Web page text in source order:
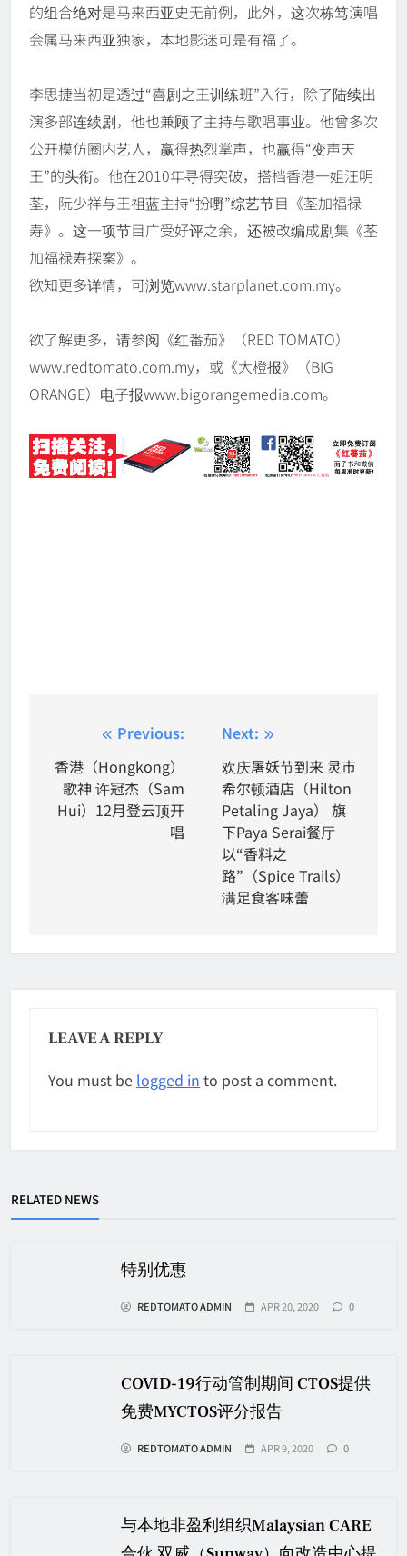
的组合绝对是马来西亚史无前例，此外，这次栋笃演唱
会属马来西亚独家，本地影迷可是有福了。
李思捷当初是透过“喜剧之王训练班”入行，除了陆续出
演多部连续剧，他也兼顾了主持与歌唱事业。他曾多次
公开模仿圈内艺人，赢得热烈掌声，也赢得“变声天
王”的头衔。他在2010年寻得突破，搭档香港一姐汪明
荃，阮少祥与王祖蓝主持“扮嘢”综艺节目《荃加福禄
寿》。这一项节目广受好评之余，还被改编成剧集《荃
加福禄寿探案》。
欲知更多详情，可浏览www.starplanet.com.my。
欲了解更多，请参阅《红番茄》（RED TOMATO）
www.redtomato.com.my，或《大橙报》（BIG
ORANGE）电子报www.bigorangemedia.com。
navigation
Previous:
香港（Hongkong）
歌神 许冠杰（Sam
Hui）12月登云顶开
唱
Next:
欢庆屠妖节到来 灵市
希尔顿酒店（Hilton
Petaling Jaya） 旗
下Paya Serai餐厅
以“香料之
路”（Spice Trails）
满足食客味蕾
LEAVE A REPLY
You must be logged in to post a comment.
RELATED NEWS
特别优惠
REDTOMATO ADMIN APR 20, 2020 0
COVID-19行动管制期间 CTOS提供
免费MYCTOS评分报告
REDTOMATO ADMIN APR 9, 2020 0
与本地非盈利组织Malaysian CARE